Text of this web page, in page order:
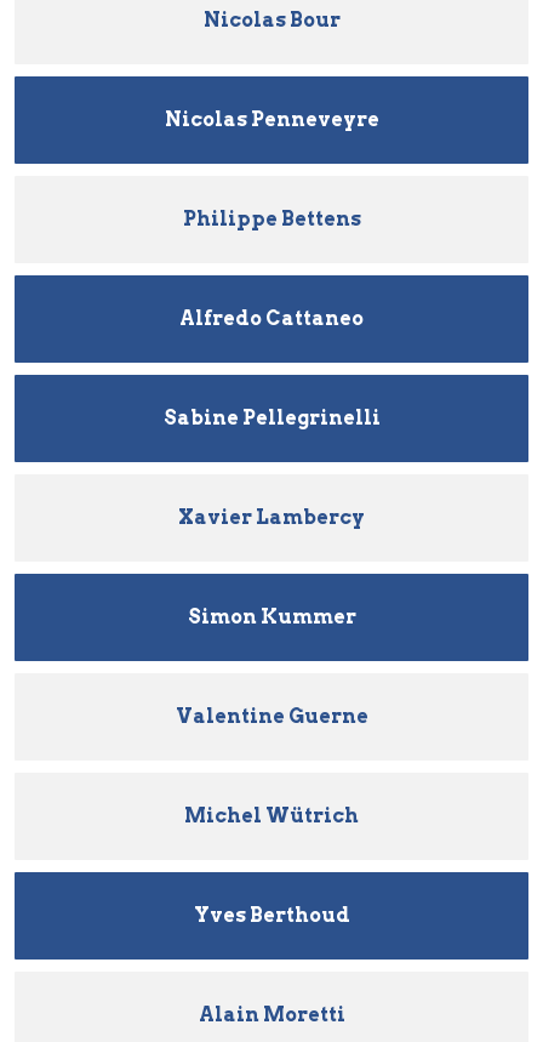
Nicolas Bour
Nicolas Penneveyre
Philippe Bettens
Alfredo Cattaneo
Sabine Pellegrinelli
Xavier Lambercy
Simon Kummer
Valentine Guerne
Michel Wütrich
Yves Berthoud
Alain Moretti